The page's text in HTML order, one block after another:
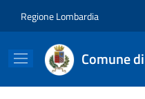
Regione Lombardia
Comune